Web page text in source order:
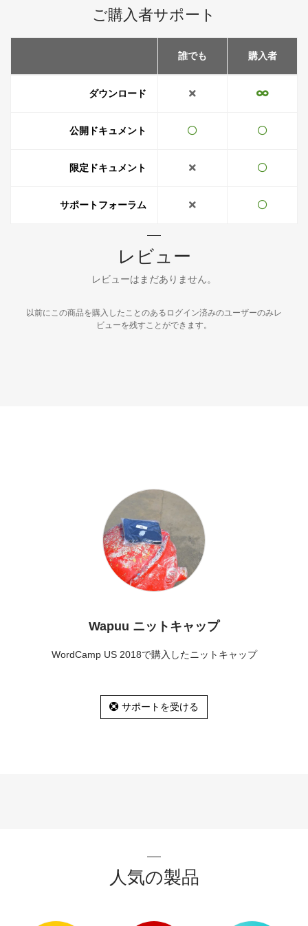
ご購入者サポート
誰でも 購入者
ダウンロード
公開ドキュメント
限定ドキュメント
サポートフォーラム
レビュー
レビューはまだありません。
以前にこの商品を購入したことのあるログイン済みのユーザーのみレ
ビューを残すことができます。
Wapuu ニットキャップ
WordCamp US 2018で購入したニットキャップ
サポートを受ける
人気の製品